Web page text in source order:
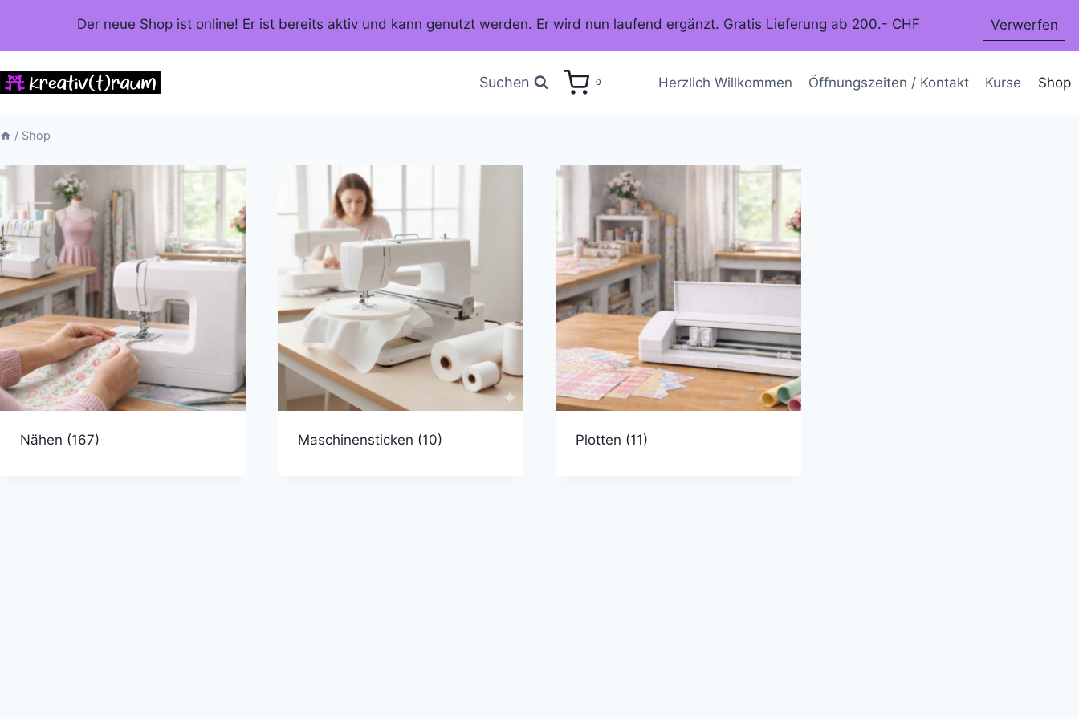
springen
Der neue Shop ist online! Er ist bereits aktiv und kann genutzt werden. Er wird nun laufend ergänzt. Gratis Lieferung ab 200.- CHF Verwerfen
Suchen 0 Herzlich Willkommen Öffnungszeiten / Kontakt Kurse Shop
/ Shop
Nähen (167) Maschinensticken (10) Plotten (11)